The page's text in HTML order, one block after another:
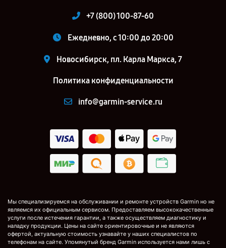
+7 (800) 100-87-60
Ежедневно, с 10:00 до 20:00
Новосибирск, пл. Карла Маркса, 7
Политика конфиденциальности
info@garmin-service.ru
Мы специализируемся на обслуживании и ремонте устройств Garmin но не
являемся их официальным сервисом. Предоставляем высококачественные
услуги после истечения гарантии, а также осуществляем диагностику и
наладку продукции. Цены на сайте ориентировочные и не являются
офертой, актуальную стоимость узнавайте у наших специалистов по
телефонам на сайте. Упомянутый бренд Garmin используется нами лишь с